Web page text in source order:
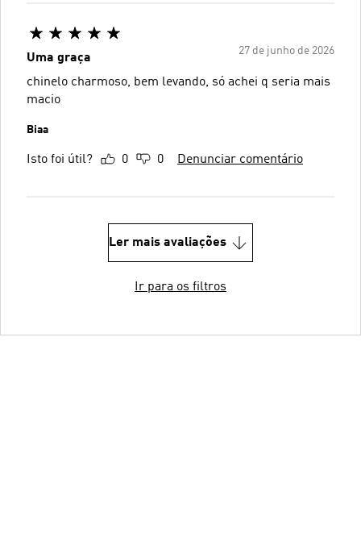
27 de junho de 2026
Uma graça
chinelo charmoso, bem levando, só achei q seria mais
macio
Biaa
Isto foi útil? 0 0 Denunciar comentário
Ler mais avaliações
Ir para os filtros